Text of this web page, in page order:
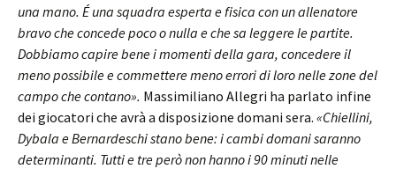
una mano. É una squadra esperta e fisica con un allenatore
bravo che concede poco o nulla e che sa leggere le partite.
Dobbiamo capire bene i momenti della gara, concedere il
meno possibile e commettere meno errori di loro nelle zone del
campo che contano». Massimiliano Allegri ha parlato infine
dei giocatori che avrà a disposizione domani sera. «Chiellini,
Dybala e Bernardeschi stano bene: i cambi domani saranno
determinanti. Tutti e tre però non hanno i 90 minuti nelle